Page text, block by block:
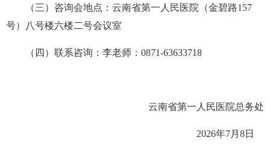
（三）咨询会地点：云南省第一人民医院（金碧路157
号）八号楼六楼二号会议室
（四） 联系咨询： 李老师： 0871-63633718
云南省第一人民医院总务处
2026年7月 8日